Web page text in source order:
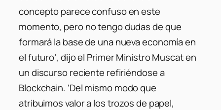
concepto parece confuso en este
momento, pero no tengo dudas de que
formará la base de una nueva economía en
el futuro’, dijo el Primer Ministro Muscat en
un discurso reciente refiriéndose a
Blockchain. ‘Del mismo modo que
atribuimos valor a los trozos de papel,